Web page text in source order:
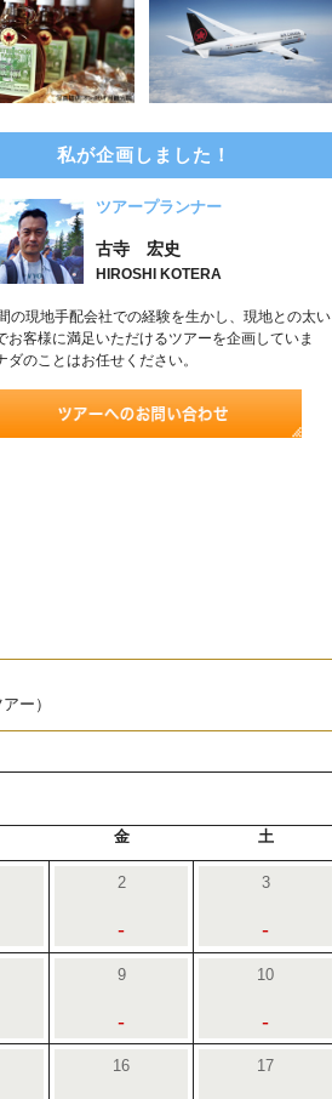
私が企画しました！
ツアープランナー
古寺 宏史
HIROSHI KOTERA
の現地手配会社での経験を生かし、現地との太い
お客様に満足いただけるツアーを企画していま
ダのことはお任せください。
ー）
金 土
2
-
3
-
9
-
10
-
16 17